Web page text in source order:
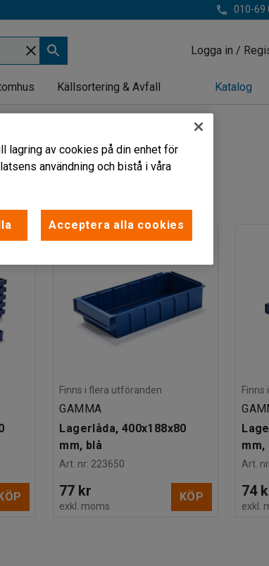
010-69
Logga in /
Källsortering & Avfall Katalog
KÖP
Finns i flera utföranden
GAMMA
Lagerlåda, 400x188x80
mm, blå
Art. nr: 223650
77 kr
exkl. moms
KÖP
mm,
Art. nr
74
exkl.
lagring av cookies på din enhet för
användning och bistå i våra
Acceptera alla cookies